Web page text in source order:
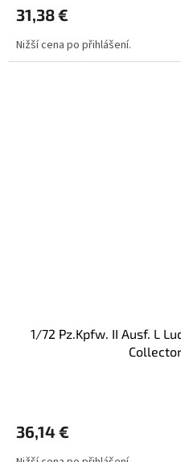
31,38 €
Nižší cena po přihlášení.
1/72 Pz.Kpfw. II Ausf. L
36,14 €